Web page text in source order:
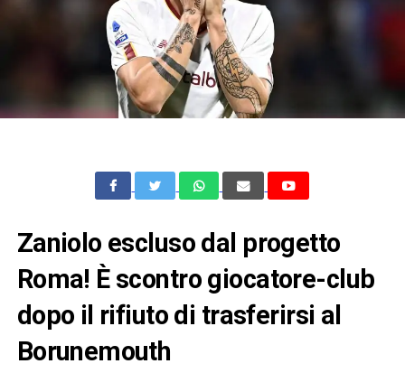
Zaniolo escluso dal progetto
Roma! È scontro giocatore-club
dopo il rifiuto di trasferirsi al
Borunemouth